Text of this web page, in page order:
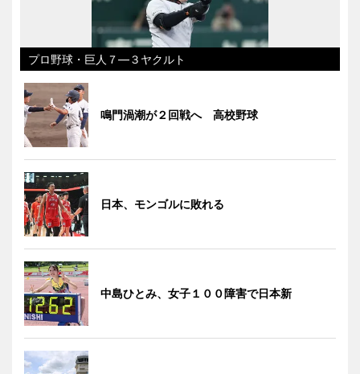
プロ野球・巨人７―３ヤクルト
鳴門渦潮が２回戦へ 高校野球
日本、モンゴルに敗れる
中島ひとみ、女子１００障害で日本新